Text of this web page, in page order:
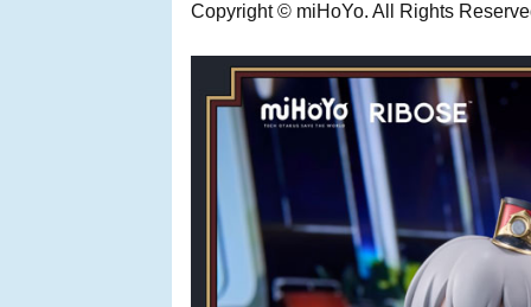
Copyright © miHoYo. All Rights